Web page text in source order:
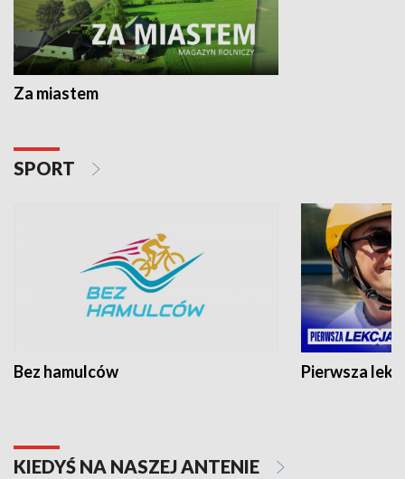
Za miastem
SPORT
Bez hamulców Pierwsza
KIEDYŚ NA NASZEJ ANTENIE